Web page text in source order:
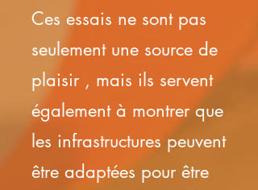
Ces essais ne sont pas
seulement une source de
plaisir , mais ils servent
également à montrer que
les infrastructures peuvent
être adaptées pour être